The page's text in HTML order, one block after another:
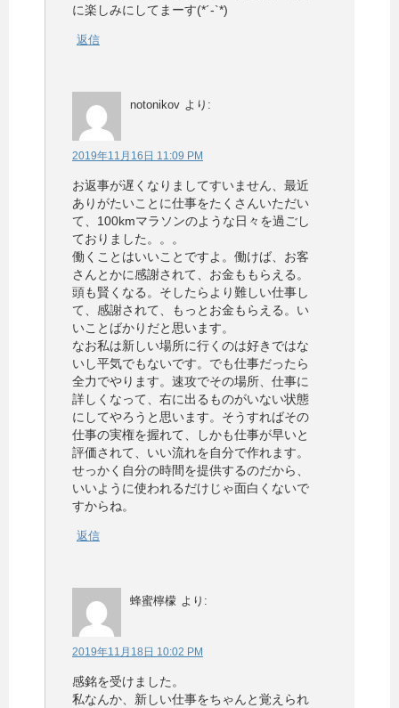
に楽しみにしてまーす(*´-`*)
返信
notonikov より:
2019年11月16日 11:09 PM
お返事が遅くなりましてすいません、最近
ありがたいことに仕事をたくさんいただい
て、100kmマラソンのような日々を過ごし
ておりました。。。
働くことはいいことですよ。働けば、お客
さんとかに感謝されて、お金ももらえる。
頭も賢くなる。そしたらより難しい仕事し
て、感謝されて、もっとお金もらえる。い
いことばかりだと思います。
なお私は新しい場所に行くのは好きではな
いし平気でもないです。でも仕事だったら
全力でやります。速攻でその場所、仕事に
詳しくなって、右に出るものがいない状態
にしてやろうと思います。そうすればその
仕事の実権を握れて、しかも仕事が早いと
評価されて、いい流れを自分で作れます。
せっかく自分の時間を提供するのだから、
いいように使われるだけじゃ面白くないで
すからね。
返信
蜂蜜檸檬 より:
2019年11月18日 10:02 PM
感銘を受けました。
私なんか、新しい仕事をちゃんと覚えられ